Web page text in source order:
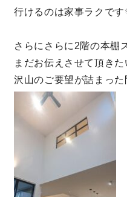
行けるのは家事ラクです
さらにさらに2階の本棚
まだお伝えさせて頂き
沢山のご要望が詰まった